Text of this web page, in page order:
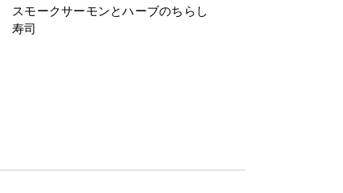
スモークサーモンとハーブのちらし
寿司